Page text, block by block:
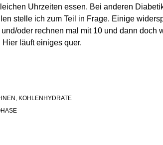
Uhrzeiten essen. Bei anderen
stelle ich zum Teil in Frage. Einige
oder rechnen mal mit 10 und dann doch
läuft einiges quer.
, KOHLENHYDRATE